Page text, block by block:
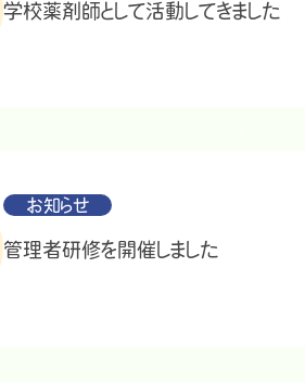
学校薬剤師として活動してきました
お知らせ
管理者研修を開催しました